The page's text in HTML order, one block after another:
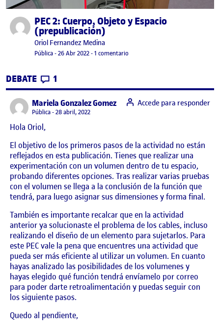
Publicado porPEC 2: Cuerpo, Objeto y Espacio
(prepublicación)
Publicado por
Oriol Fernandez Medina
Visibilidad:
Pública-Fecha de publicación
26 Abr 2022-1 comentario
DEBATE CONTRIBUTIONS
1
Mariela Gonzalez Gomezsays:
Visibilidad:
Pública 28 abril, 2022
Hola Oriol,
El objetivo de los primeros pasos de la actividad no están
reflejados en esta publicación. Tienes que realizar una
experimentación con un volumen dentro de tu espacio,
probando diferentes opciones. Tras realizar varias pruebas
con el volumen se llega a la conclusión de la función que
tendrá, para luego asignar sus dimensiones y forma final.
También es importante recalcar que en la actividad
anterior ya solucionaste el problema de los cables, incluso
realizando el diseño de un elemento para sujetarlos. Para
este PEC vale la pena que encuentres una actividad que
pueda ser más eficiente al utilizar un volumen. En cuanto
hayas analizado las posibilidades de los volumenes y
hayas elegido qué función tendrá envíamelo por correo
para poder darte retroalimentación y puedas seguir con
los siguiente pasos.
Quedo al pendiente,
Accede para responder